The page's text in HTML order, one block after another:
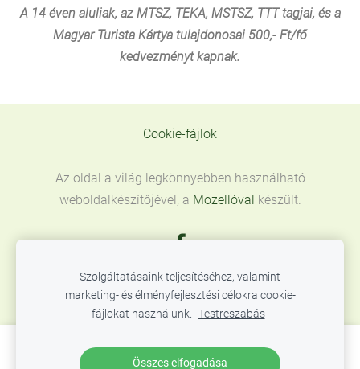
A 14 éven aluliak, az MTSZ, TEKA, MSTSZ, TTT tagjai, és a
Magyar Turista Kártya tulajdonosai 500,- Ft/fő
kedvezményt kapnak.
Cookie-fájlok
Az oldal a világ legkönnyebben használható
weboldalkészítőjével, a Mozellóval készült.
Hozzon létre weboldalt vagy webáruházat a
Szolgáltatásaink teljesítéséhez, valamint
marketing- és élményfejlesztési célokra cookie-
fájlokat használunk. Testreszabás
Összes elfogadása